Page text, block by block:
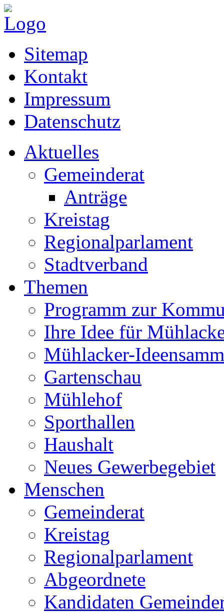
Sitemap
Kontakt
Impressum
Datenschutz
Aktuelles
Gemeinderat
Anträge
Kreistag
Regionalparlament
Stadtverband
Themen
Programm zur
Ihre Idee für
Mühlacker-
Gartenschau
Mühlehof
Sporthallen
Haushalt
Neues Gewerbegebiet
Menschen
Gemeinderat
Kreistag
Regionalparlament
Abgeordnete
Kandidaten